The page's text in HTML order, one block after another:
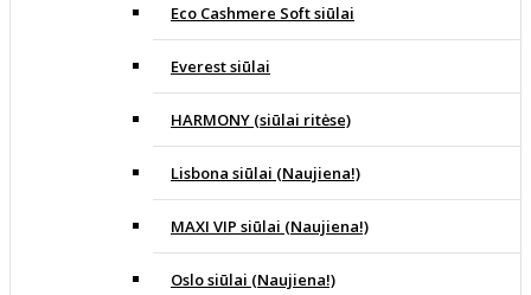
Eco Cashmere Soft siūlai
Everest siūlai
HARMONY (siūlai ritėse)
Lisbona siūlai (Naujiena!)
MAXI VIP siūlai (Naujiena!)
Oslo siūlai (Naujiena!)